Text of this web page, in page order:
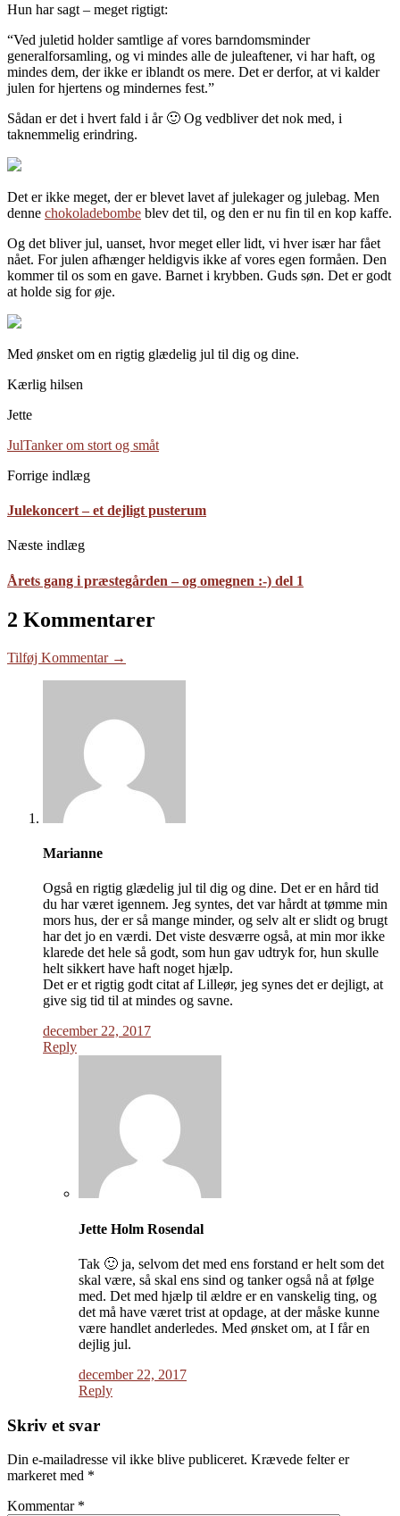
Hun har sagt – meget rigtigt:
“Ved juletid holder samtlige af vores barndomsminder
generalforsamling, og vi mindes alle de juleaftener, vi har haft, og
mindes dem, der ikke er iblandt os mere. Det er derfor, at vi kalder
julen for hjertens og mindernes fest.”
Sådan er det i hvert fald i år 🙂 Og vedbliver det nok med, i
taknemmelig erindring.
Det er ikke meget, der er blevet lavet af julekager og julebag. Men
denne chokoladebombe blev det til, og den er nu fin til en kop kaffe.
Og det bliver jul, uanset, hvor meget eller lidt, vi hver især har fået
nået. For julen afhænger heldigvis ikke af vores egen formåen. Den
kommer til os som en gave. Barnet i krybben. Guds søn. Det er godt
at holde sig for øje.
Med ønsket om en rigtig glædelig jul til dig og dine.
Kærlig hilsen
Jette
JulTanker om stort og småt
Forrige indlæg
Julekoncert – et dejligt pusterum
Næste indlæg
Årets gang i præstegården – og omegnen :-) del 1
2 Kommentarer
Tilføj Kommentar →
Marianne
Også en rigtig glædelig jul til dig og dine. Det er en hård tid
du har været igennem. Jeg syntes, det var hårdt at tømme min
mors hus, der er så mange minder, og selv alt er slidt og brugt
har det jo en værdi. Det viste desværre også, at min mor ikke
klarede det hele så godt, som hun gav udtryk for, hun skulle
helt sikkert have haft noget hjælp.
Det er et rigtig godt citat af Lilleør, jeg synes det er dejligt, at
give sig tid til at mindes og savne.
december 22, 2017
Reply
Jette Holm Rosendal
Tak 🙂 ja, selvom det med ens forstand er helt som det
skal være, så skal ens sind og tanker også nå at følge
med. Det med hjælp til ældre er en vanskelig ting, og
det må have været trist at opdage, at der måske kunne
være handlet anderledes. Med ønsket om, at I får en
dejlig jul.
december 22, 2017
Reply
Skriv et svar
Din e-mailadresse vil ikke blive publiceret. Krævede felter er
markeret med *
Kommentar *